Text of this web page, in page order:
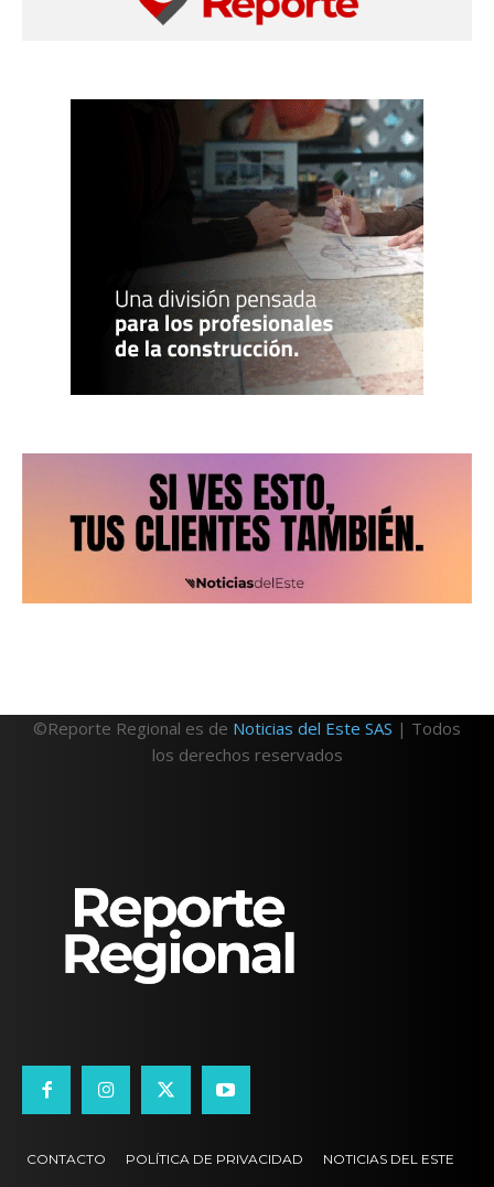
©Reporte Regional es de Noticias del Este SAS | Todos
los derechos reservados
CONTACTO POLÍTICA DE PRIVACIDAD NOTICIAS DEL ESTE